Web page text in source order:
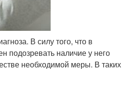
В силу того, что в
подозревать наличие у него
необходимой меры. В таких